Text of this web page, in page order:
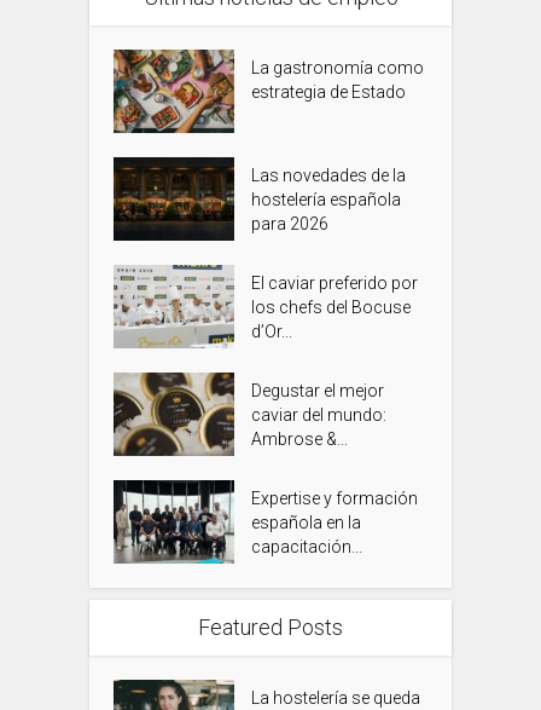
La gastronomía como
estrategia de Estado
Las novedades de la
hostelería española
para 2026
El caviar preferido por
los chefs del Bocuse
d’Or...
Degustar el mejor
caviar del mundo:
Ambrose &...
Expertise y formación
española en la
capacitación...
Featured Posts
La hostelería se queda